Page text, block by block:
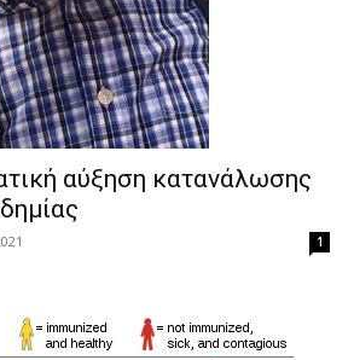
αύξηση κατανάλωσης
1